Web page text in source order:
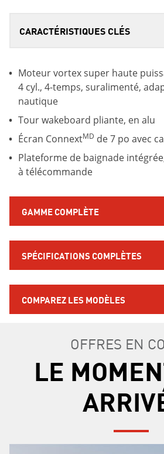
Moteur vortex super haute
4 cyl., 4-temps, suralimenté,
nautique
Tour wakeboard pliante, en alu
Écran ConnextMD de 7 po avec
Plateforme de baignade
à télécommande
GAMME COMPLÈTE
COMPAREZ LES MODÈLES
SPÉCIFICATIONS COMPLÈTES
OFFRES EN
LE